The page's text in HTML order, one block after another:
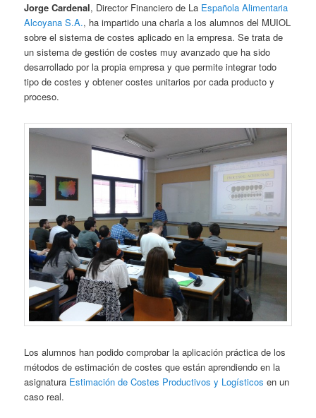
Jorge Cardenal, Director Financiero de La Española Alimentaria
Alcoyana S.A., ha impartido una charla a los alumnos del MUIOL
sobre el sistema de costes aplicado en la empresa. Se trata de
un sistema de gestión de costes muy avanzado que ha sido
desarrollado por la propia empresa y que permite integrar todo
tipo de costes y obtener costes unitarios por cada producto y
proceso.
Los alumnos han podido comprobar la aplicación práctica de los
métodos de estimación de costes que están aprendiendo en la
asignatura Estimación de Costes Productivos y Logísticos en un
caso real.